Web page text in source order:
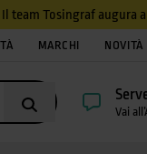
team Tosingraf augura
MARCHI NOVITÀ
Vai